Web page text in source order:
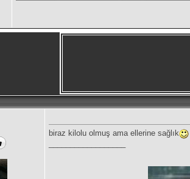
biraz kilolu olmuş ama ellerine sağlık